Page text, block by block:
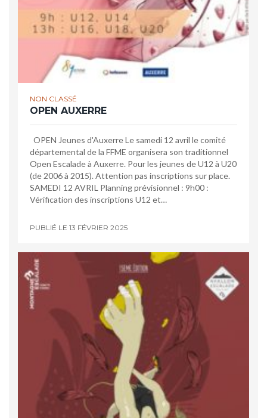
NON CLASSÉ
OPEN AUXERRE
OPEN Jeunes d'Auxerre Le samedi 12 avril le comité
départemental de la FFME organisera son traditionnel
Open Escalade à Auxerre. Pour les jeunes de U12 à U20
(de 2006 à 2015). Attention pas inscriptions sur place.
SAMEDI 12 AVRIL Planning prévisionnel : 9h00 :
Vérification des inscriptions U12 et…
PUBLIÉ LE 13 FÉVRIER 2025